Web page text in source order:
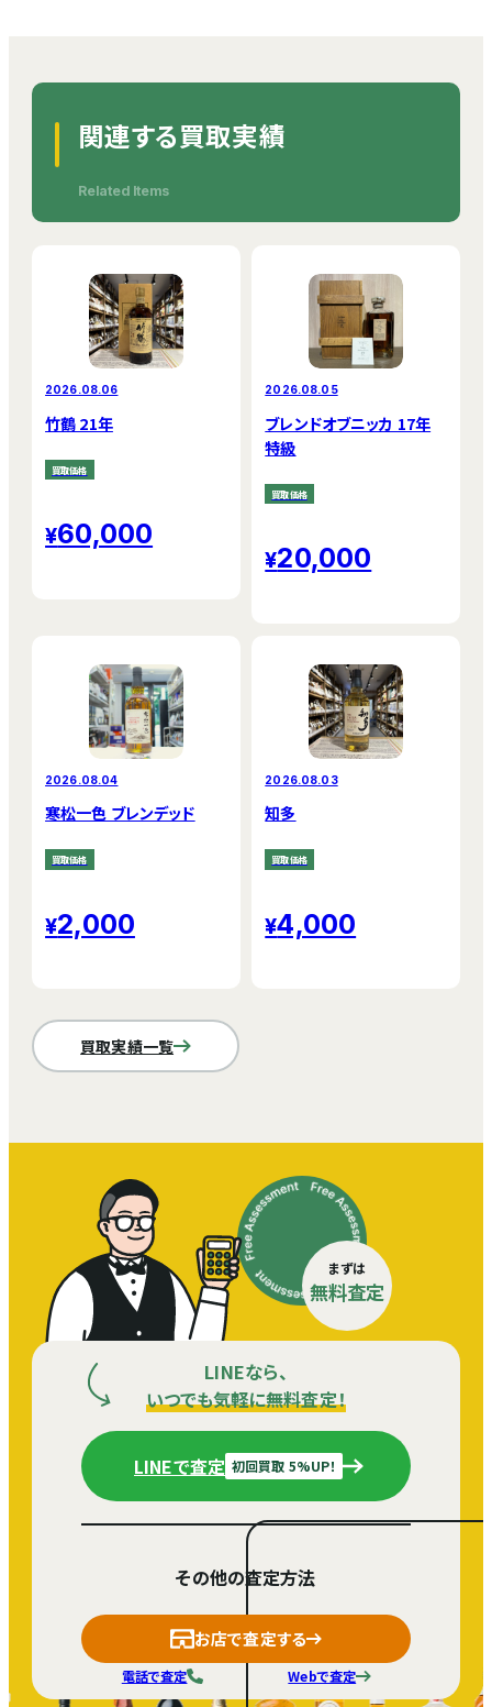
関連する買取実績
Related Items
2026.08.06
竹鶴 21年
買取価格
60,000
2026.08.05
ブレンドオブニッカ 17年
特級
買取価格
20,000
2026.08.04
寒松一色 ブレンデッド
買取価格
2,000
2026.08.03
知多
買取価格
4,000
買取実績一覧
まずは
無料査定
LINEなら、
いつでも気軽に無料査定！
LINEで査定 初回買取 5%UP！
その他の査定方法
お店で査定する
Webで査定
電話で査定